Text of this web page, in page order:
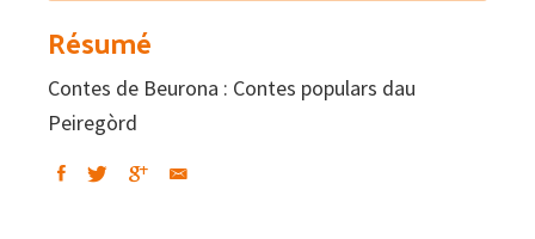
Contes
populars
dau
Résumé
Contes de Beurona : Contes populars dau
Peiregòrd